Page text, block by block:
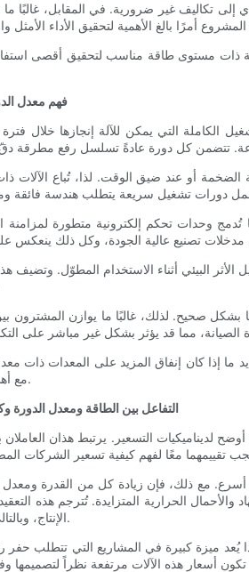
تكاليف غير ضرورية. في المقابل، غالبًا ما
آلة ذات مستوى طاقة مناسب لتحقيق أقصى
فهم معدل
الكاملة التي يمكن للآلة إنجازها خلال
أو عند ضيق الوقت. لذا، تُباع الآلات
وحدات تحكم إلكترونية متطورة لمزامنة
البيئي أثناء الاستخدام المطوّل. وتضيف
بشكل صحيح. لذلك، غالبًا ما يوازن المشترون
ما إذا كان إنفاق المزيد على المعدات ذات
مع أهداف مشاريعهم المحددة.
التفاعل بين الطاقة ومعدل الدورة
لديناميكيات التسعير. يرتبط هذان
أسرع. مع ذلك، فإن زيادة كل من القدرة ومعدل
الحرارية المتزايدة. تُترجم هذه
الإنتاج، وبالتالي، إلى ارتفاع سعر البيع.
ميزة كبيرة في المشاريع التي تتطلب حفر